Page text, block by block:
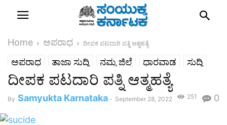
Home ಅಪರಾಧ ದೀಪಕ ಪಟದಾರಿ ಪತ್ನಿ ಆತ್ಮಹತ್ಯೆ
ಅಪರಾಧ ತಾಜಾ ಸುದ್ದಿ ನಮ್ಮ ಜಿಲ್ಲೆ ಧಾರವಾಡ ಸುದ್ದಿ
ದೀಪಕ ಪಟದಾರಿ ಪತ್ನಿ ಆತ್ಮಹತ್ಯೆ
By Samyukta Karnataka - September 28, 2022 0
251